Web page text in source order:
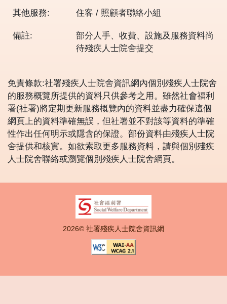
其他服務: 住客 / 照顧者聯絡小組
備註:
部分人手、收費、設施及服務資料尚
待殘疾人士院舍提交
免責條款:社署殘疾人士院舍資訊網內個別殘疾人士院舍
的服務概覽所提供的資料只供參考之用。雖然社會福利
署(社署)將定期更新服務概覽內的資料並盡力確保這個
網頁上的資料準確無誤，但社署並不對該等資料的準確
性作出任何明示或隱含的保證。部份資料由殘疾人士院
舍提供和核實。如欲索取更多服務資料，請與個別殘疾
人士院舍聯絡或瀏覽個別殘疾人士院舍網頁。
2026© 社署殘疾人士院舍資訊網